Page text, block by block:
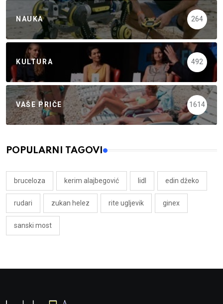
NAUKA 264
KULTURA 492
VAŠE PRIČE 1614
POPULARNI TAGOVI
bruceloza kerim alajbegović lidl edin džeko
rudari zukan helez rite ugljevik ginex
sanski most